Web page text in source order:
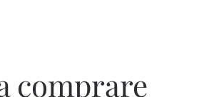
comprare